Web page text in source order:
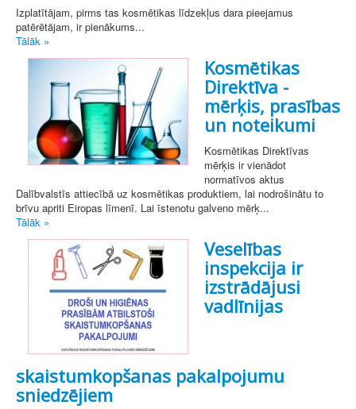
Izplatītājam, pirms tas kosmētikas līdzekļus dara pieejamus
patērētājam, ir pienākums...
Tālāk »
Kosmētikas
Direktīva -
mērķis, prasības
un noteikumi
Kosmētikas Direktīvas
mērķis ir vienādot
normatīvos aktus
Dalībvalstīs attiecībā uz kosmētikas produktiem, lai nodrošinātu to
brīvu apriti Eiropas līmenī. Lai īstenotu galveno mērķ...
Tālāk »
Veselības
inspekcija ir
izstrādājusi
vadlīnijas
skaistumkopšanas pakalpojumu
sniedzējiem